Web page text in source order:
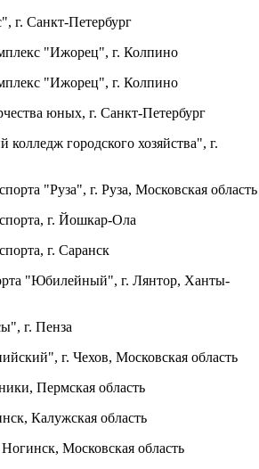
г. Санкт-Петербург
"Ижорец", г. Колпино
"Ижорец", г. Колпино
юных, г. Санкт-Петербург
городского хозяйства", г.
"Руза", г. Руза, Московская область
г. Йошкар-Ола
г. Саранск
"Юбилейный", г. Лянтор, Ханты-
г. Пенза
г. Чехов, Московская область
Пермская область
Калужская область
Московская область